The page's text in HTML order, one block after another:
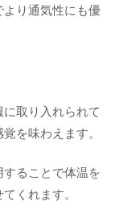
り通気性にも優
取り入れられて
を味わえます。
ることで体温を
くれます。